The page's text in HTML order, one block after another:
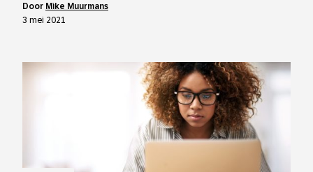
door Mike Muurmans
3 mei 2021